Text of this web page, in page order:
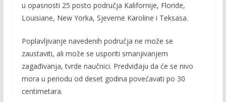
u opasnosti 25 posto područja Kalifornije, Floride,
Louisiane, New Yorka, Sjeverne Karoline i Teksasa.
Poplavljivanje navedenih područja ne može se
zaustaviti, ali može se usporiti smanjivanjem
zagađivanja, tvrde naučnici. Predviđaju da će se nivo
mora u periodu od deset godina povećavati po 30
centimetara.